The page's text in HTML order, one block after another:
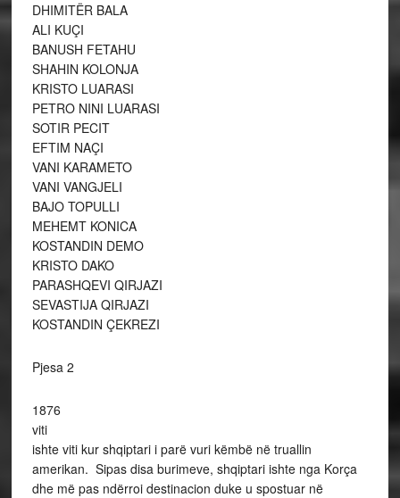
DHIMITËR BALA
ALI KUÇI
BANUSH FETAHU
SHAHIN KOLONJA
KRISTO LUARASI
PETRO NINI LUARASI
SOTIR PECIT
EFTIM NAÇI
VANI KARAMETO
VANI VANGJELI
BAJO TOPULLI
MEHEMT KONICA
KOSTANDIN DEMO
KRISTO DAKO
PARASHQEVI QIRJAZI
SEVASTIJA QIRJAZI
KOSTANDIN ÇEKREZI
Pjesa 2
1876
viti
ishte viti kur shqiptari i parë vuri këmbë në truallin
amerikan. Sipas disa burimeve, shqiptari ishte nga Korça
dhe më pas ndërroi destinacion duke u spostuar në